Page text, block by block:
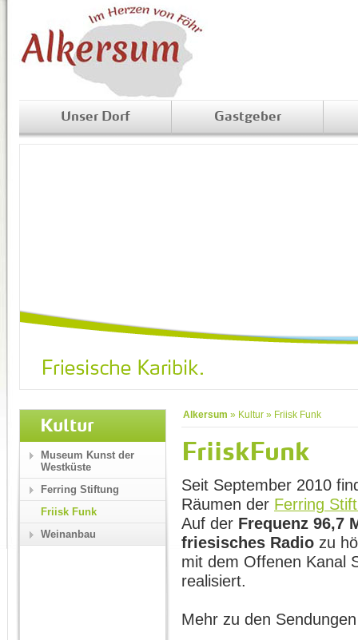
Unser Dorf Gastgeber
Alkersum » Kultur » Friisk Funk
FriiskFunk
Seit September 2010
Räumen der Ferring
Auf der Frequenz 96,7
friesisches Radio zu
mit dem Offenen Kanal
realisiert.
Mehr zu den
Kultur
Museum Kunst der
Westküste
Ferring Stiftung
Friisk Funk
Weinanbau